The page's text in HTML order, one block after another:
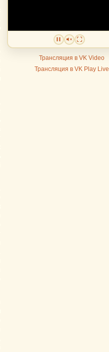
Трансляция в VK Video
Трансляция в VK Play Live